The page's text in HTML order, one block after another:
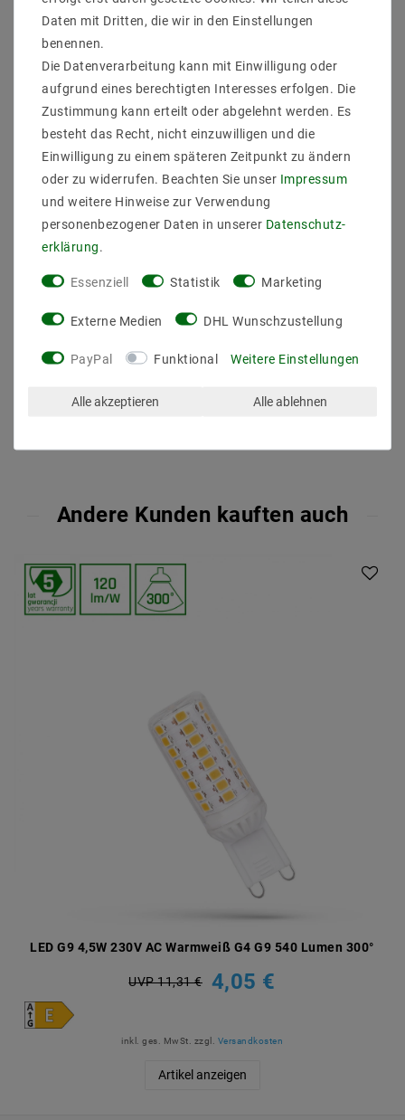
Hersteller Bauform : FILAMENT COG
EAN : 5902650567443
Sockel : E27
Bauform : FILAMENT COG
Spannung (Volt) / Stromstärk bis : 230V
Lichtfarb(K) : 2700
Farbwiedergabe : 80
Lichtausbeute : 114
Abstrahlwinkel (Grad) : 300
Lichtstrom (Lumen) : 1250
Nutzbarer Lichtstrom [Lumen] : 1250
Dimmbarkeit : nicht dimmbar
Betriebstemperatur : -10 Grad bis 40 Grad
Andere Kunden kauften auch
LED G9 4,5W 230V AC Warmweiß G4 G9 540 Lumen 300°
UVP 11,31 € 4,05 €
inkl. ges. MwSt. zzgl. Versandkosten
Artikel anzeigen
Daten mit Dritten, die wir in den Einstellungen
benennen.
Die Datenverarbeitung kann mit Einwilligung oder
aufgrund eines berechtigten Interesses erfolgen. Die
Zustimmung kann erteilt oder abgelehnt werden. Es
besteht das Recht, nicht einzuwilligen und die
Einwilligung zu einem späteren Zeitpunkt zu ändern
oder zu widerrufen. Beachten Sie unser Impressum
und weitere Hinweise zur Verwendung
personenbezogener Daten in unserer Daten­schutz­
erklärung.
Essenziell Statistik Marketing
Externe Medien DHL Wunschzustellung
PayPal Funktional Weitere Einstellungen
Alle akzeptieren Alle ablehnen